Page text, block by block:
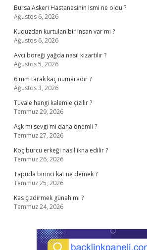
Bursa Askeri Hastanesinin ismi ne oldu ?
Ağustos 6, 2026
Kuduzdan kurtulan bir insan var mı ?
Ağustos 6, 2026
Avcı böreği yağda nasıl kızartılır ?
Ağustos 5, 2026
6 mm tarak kaç numaradır ?
Ağustos 3, 2026
Tuvale hangi kalemle çizilir ?
Temmuz 29, 2026
Aşk mı sevgi mi daha önemli ?
Temmuz 27, 2026
Koç burcu erkeği nasıl ikna edilir ?
Temmuz 26, 2026
Tapuda birinci kat ne demek ?
Temmuz 25, 2026
Kas çizdirmek günah mı ?
Temmuz 24, 2026